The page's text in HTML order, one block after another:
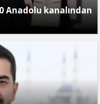
Anadolu kanalından